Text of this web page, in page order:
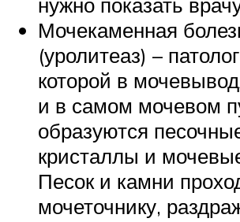
Мочекаменная
(уролитеаз) –
которой в
и в самом мочевом
образуются
кристаллы и
Песок и камни
мочеточнику,